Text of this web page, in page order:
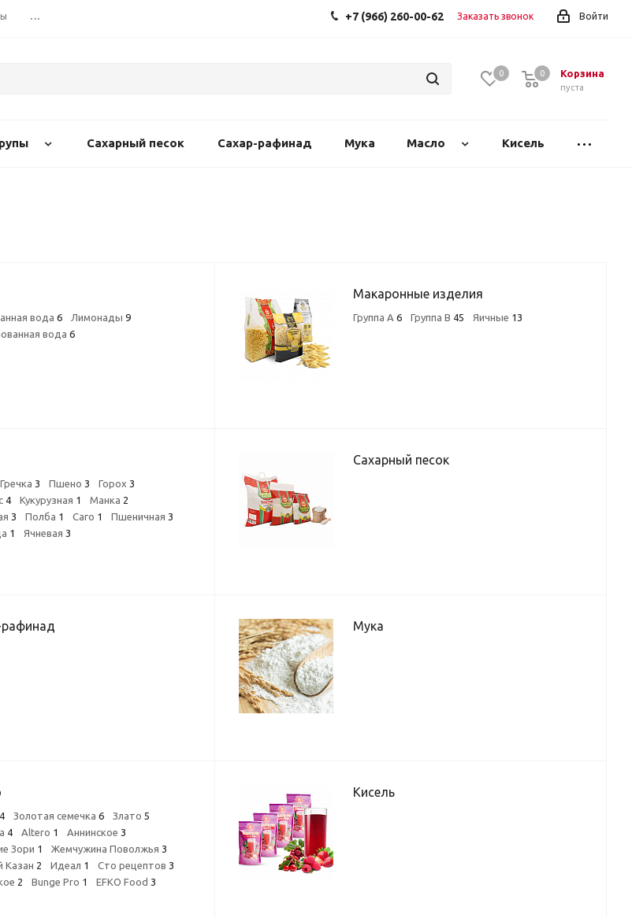
... Войти
+7 (966) 260-00-62 Заказать звонок
0 Корзина
0
пуста
0
Сахарный песок Сахар-рафинад Мука Масло Кисель
вода 6 Лимонады 9
вода 6
Макаронные изделия
Группа А 6 Группа В 45 Яичные 13
Гречка 3 Пшено 3 Горох 3
4 Кукурузная 1 Манка 2
3 Полба 1 Саго 1 Пшеничная 3
1 Ячневая 3
Сахарный песок
рафинад Мука
4 Золотая семечка 6 Злато 5
4 Altero 1 Аннинское 3
Зори 1 Жемчужина Поволжья 3
Казан 2 Идеал 1 Сто рецептов 3
2 Bunge Pro 1 EFKO Food 3
Кисель